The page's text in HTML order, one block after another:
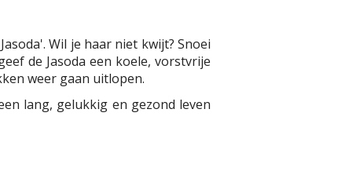
Wil je haar niet kwijt? Snoei
de Jasoda een koele, vorstvrije
weer gaan uitlopen.
lang, gelukkig en gezond leven